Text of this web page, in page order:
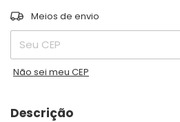
Entregas para o CEP:
Meios de envio
Não sei meu CEP
Descrição